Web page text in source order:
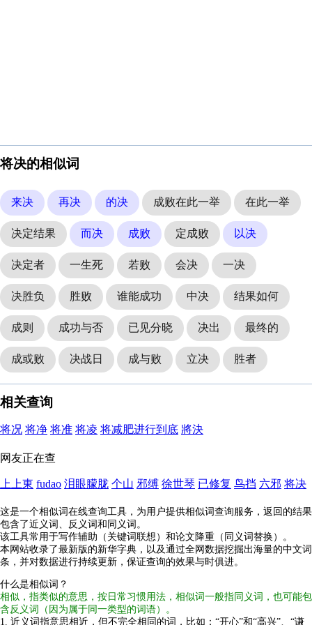
将决的相似词
来决 再决 的决 成败在此一举 在此一举
决定结果 而决 成败 定成败 以决
决定者 一生死 若败 会决 一决
决胜负 胜败 谁能成功 中决 结果如何
成则 成功与否 已见分晓 决出 最终的
成或败 决战日 成与败 立决 胜者
相关查询
将况 将净 将准 将凌 将减肥进行到底 將決
网友正在查
上上東 fudao 泪眼朦胧 个山 邪缚 徐世琴 已修复 鸟挡 六邪 将决
这是一个相似词在线查询工具，为用户提供相似词查询服务，返回的结果
包含了近义词、反义词和同义词。
该工具常用于写作辅助（关键词联想）和论文降重（同义词替换）。
本网站收录了最新版的新华字典，以及通过全网数据挖掘出海量的中文词
条，并对数据进行持续更新，保证查询的效果与时俱进。
什么是相似词？
相似，指类似的意思，按日常习惯用法，相似词一般指同义词，也可能包
含反义词（因为属于同一类型的词语）。
1. 近义词指意思相近，但不完全相同的词，比如：“开心”和“高兴”、“谦